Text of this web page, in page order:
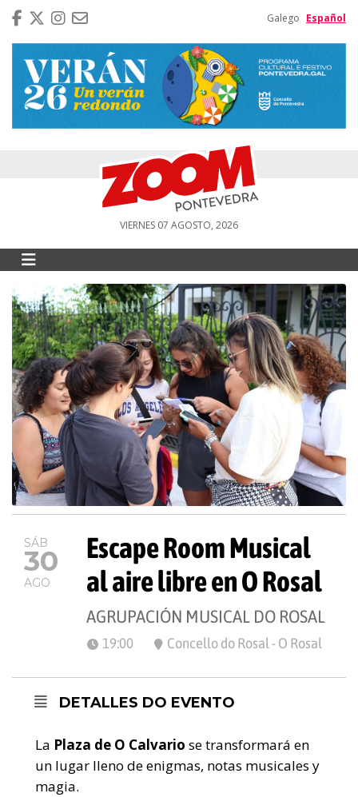
Galego Español
VIERNES 07 AGOSTO, 2026
SÁB
30
AGO
Escape Room Musical
al aire libre en O Rosal
AGRUPACIÓN MUSICAL DO ROSAL
19:00 Concello do Rosal - O Rosal
DETALLES DO EVENTO
La Plaza de O Calvario se transformará en
un lugar lleno de enigmas, notas musicales y
magia.